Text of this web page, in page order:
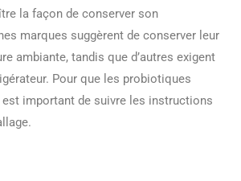
la façon de conserver son
marques suggèrent de conserver leur
ambiante, tandis que d’autres exigent
Pour que les probiotiques
important de suivre les instructions